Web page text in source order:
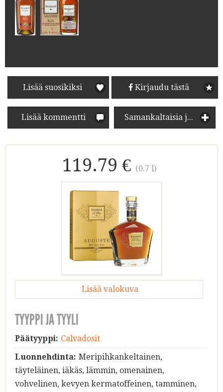
Lisää suosikiksi Kirjaudu tästä
Lisää kommentti Samankaltaisia juomia
119.79 € (0.7 l)
Lisää valokuva
TYYPPI JA TYYLI
Päätyyppi: Calvadosit
Luonnehdinta: Meripihkankeltainen,
täyteläinen, iäkäs, lämmin, omenainen,
vohvelinen, kevyen kermatoffeinen, tamminen,